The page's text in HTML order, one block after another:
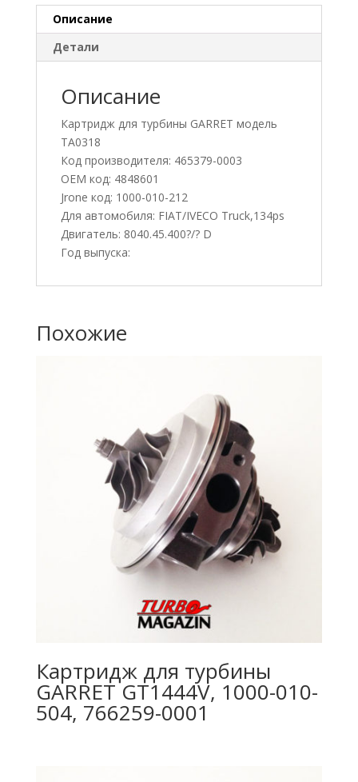
Описание
Детали
Описание
Картридж для турбины GARRET модель
TA0318
Код производителя: 465379-0003
OEM код: 4848601
Jrone код: 1000-010-212
Для автомобиля: FIAT/IVECO Truck,134ps
Двигатель: 8040.45.400?/? D
Год выпуска:
Похожие
Картридж для турбины
GARRET GT1444V, 1000-010-
504, 766259-0001